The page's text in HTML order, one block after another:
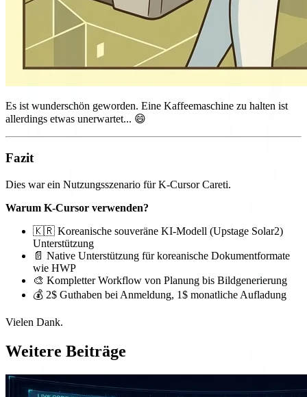
Es ist wunderschön geworden. Eine Kaffeemaschine zu halten ist
allerdings etwas unerwartet... 😄
Fazit
Dies war ein Nutzungsszenario für K-Cursor Careti.
Warum K-Cursor verwenden?
🇰🇷 Koreanische souveräne KI-Modell (Upstage Solar2)
Unterstützung
📄 Native Unterstützung für koreanische Dokumentformate
wie HWP
🎨 Kompletter Workflow von Planung bis Bildgenerierung
💰 2$ Guthaben bei Anmeldung, 1$ monatliche Aufladung
Vielen Dank.
Weitere Beiträge